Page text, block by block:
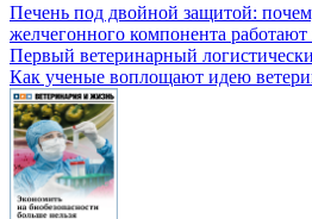
Печень под двойной защитой:
желчегонного компонента
Первый ветеринарный
Как ученые воплощают идею